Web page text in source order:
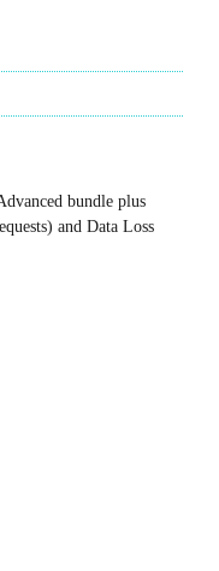
bundle plus
and Data Loss